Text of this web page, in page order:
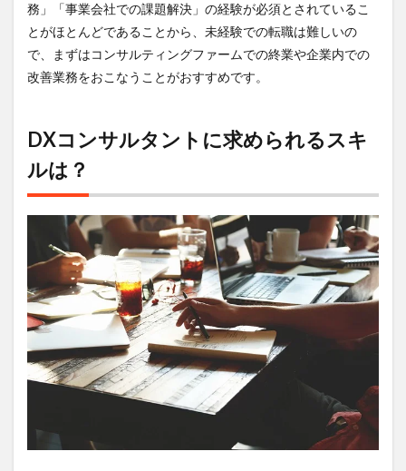
務」「事業会社での課題解決」の経験が必須とされているこ
とがほとんどであることから、未経験での転職は難しいの
で、まずはコンサルティングファームでの終業や企業内での
改善業務をおこなうことがおすすめです。
DXコンサルタントに求められるスキ
ルは？